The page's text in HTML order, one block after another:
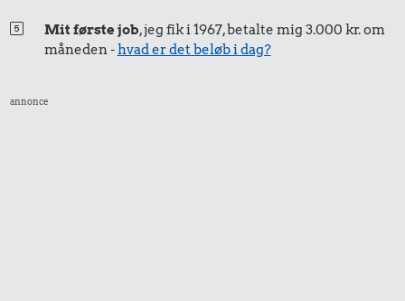
Mit første job, jeg fik i 1967, betalte mig 3.000 kr. om
måneden -hvad er det beløb i dag?
annonce